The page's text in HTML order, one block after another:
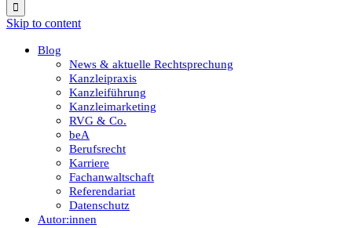

Skip to content
Blog
News & aktuelle Rechtsprechung
Kanzleipraxis
Kanzleiführung
Kanzleimarketing
RVG & Co.
beA
Berufsrecht
Karriere
Fachanwaltschaft
Referendariat
Datenschutz
Autor:innen